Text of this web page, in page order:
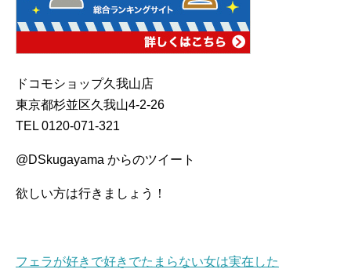
ドコモショップ久我山店
東京都杉並区久我山4-2-26
TEL 0120-071-321
@DSkugayama からのツイート
欲しい方は行きましょう！
フェラが好きで好きでたまらない女は実在した